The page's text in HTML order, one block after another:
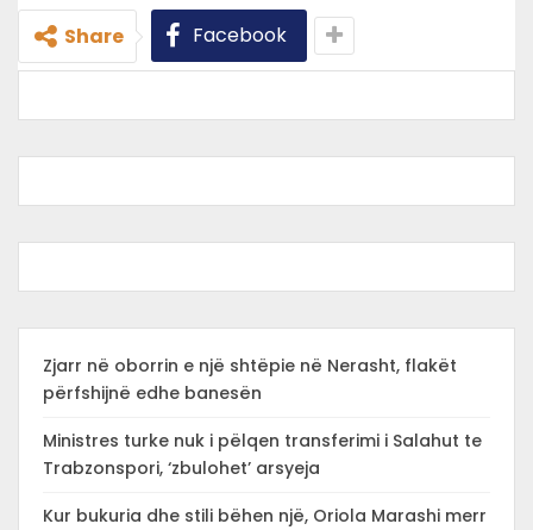
Share Facebook
Zjarr në oborrin e një shtëpie në Nerasht, flakët
përfshijnë edhe banesën
Ministres turke nuk i pëlqen transferimi i Salahut te
Trabzonspori, ‘zbulohet’ arsyeja
Kur bukuria dhe stili bëhen një, Oriola Marashi merr